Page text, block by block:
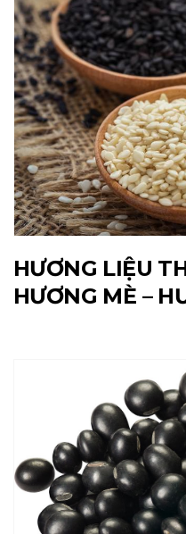
HƯƠNG LIỆU
HƯƠNG MÈ –